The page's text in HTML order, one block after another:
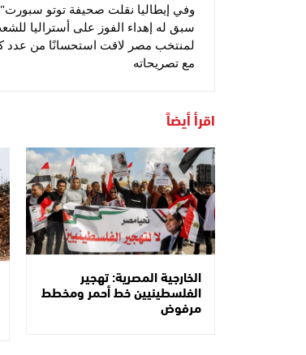
وفي إيطاليا نقلت صحيفة توتو
سبق له إهداء الفوز على أستراليا
لمنتخب مصر لاقت استحسانًا من عدد
مع تصريحاته
اقرأ أيضاً
الخارجية المصرية: تهجير
الفلسطينيين خط أحمر ومخطط
مرفوض